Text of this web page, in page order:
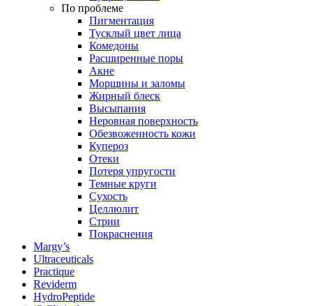
По проблеме
Пигментация
Тусклый цвет лица
Комедоны
Расширенные поры
Акне
Морщины и заломы
Жирный блеск
Высыпания
Неровная поверхность
Обезвоженность кожи
Купероз
Отеки
Потеря упругости
Темные круги
Сухость
Целлюлит
Стрии
Покраснения
Margy’s
Ultraceuticals
Practique
Reviderm
HydroPeptide